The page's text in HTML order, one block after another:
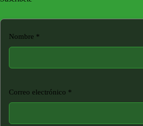
Nombre *
Correo electrónico *